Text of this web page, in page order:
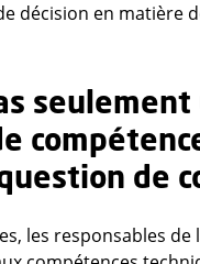
décision en matière
seulement
de
les responsables